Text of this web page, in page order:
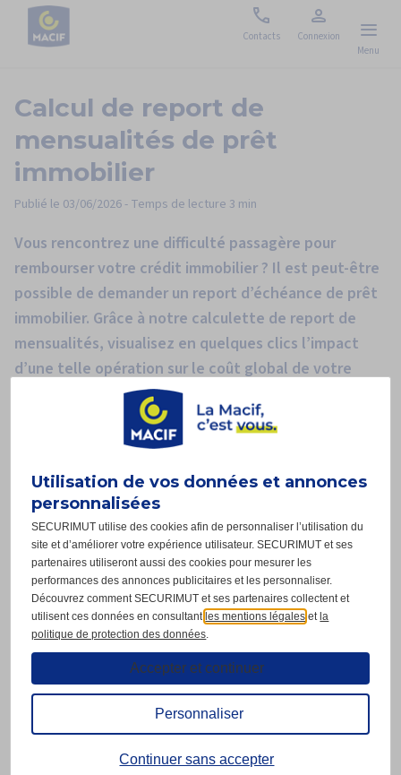
Nous
Contacts
Espace
personnel
Connexion
Menu
Calcul de report de
mensualités de prêt
immobilier
Publié le 03/06/2026 - Temps de lecture 3 min
Vous rencontrez une difficulté passagère pour
rembourser votre crédit immobilier ? Il est peut-être
possible de demander un report d’échéance de prêt
immobilier. Grâce à notre calculette de report de
mensualités, visualisez en quelques clics l’impact
d’une telle opération sur le coût global de votre
Qu’est-ce qu’unreport d’échéance de
prêt immobilier ?
Le report d’échéance, aussi appelé suspension de
mensualités, consiste à décaler le remboursement de votre
crédit sur une période donnée. Vous pouvez bénéficier d’un
report partiel (vous continuez à payer les intérêts et
l’assurance emprunteur),ou d’un report total (vous ne payez
que l’assurance emprunteur). Cette option est généralement
prévue dans les offres de prêt récentes, mais elle reste
encadrée par des conditions précises, qui varient d’une
banque à l’autre : report de 1 à 12 mensualités, en une fois ou
en plusieurs fois, mais souvent uniquement au bout de 2 ans
de remboursement. Nous vous invitons donc à relire les
Paramétrage des cookies
Utilisation de vos données et annonces
personnalisées
SECURIMUT utilise des cookies afin de personnaliser l’utilisation du
site et d’améliorer votre expérience utilisateur. SECURIMUT et ses
partenaires utiliseront aussi des cookies pour mesurer les
performances des annonces publicitaires et les personnaliser.
Découvrez comment SECURIMUT et ses partenaires collectent et
utilisent ces données en consultantles mentions légales etla
politique de protection des données
Accepter et continuer
Personnaliser
Continuer sans accepter